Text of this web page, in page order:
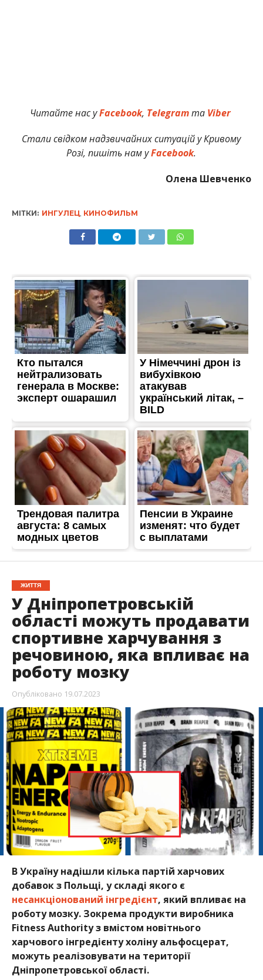
Читайте нас уFacebook, Telegramта Viber
Стали свідком надзвичайних ситуацій у Кривому
Розі, пишіть нам уFacebook.
Олена Шевченко
МІТКИ: ИНГУЛЕЦ, КИНОФИЛЬМ
ЖИТТЯ
У Дніпропетровській
області можуть продавати
спортивне харчування з
речовиною, яка впливає на
роботу мозку
Опубліковано 19.07.2023
В Україну надішли кілька партій харчових
добавок з Польщі, у складі якого є
несанкціонований інгредієнт, який впливає на
роботу мозку. Зокрема продукти виробника
Fitness Authority з вмістом новітнього
харчового інгредієнту холіну альфосцерат,
можуть реалізовувати на території
Дніпропетровської області.